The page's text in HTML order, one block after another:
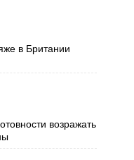
в Британии
возражать